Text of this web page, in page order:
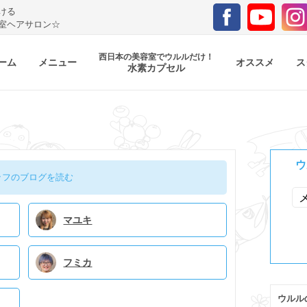
る
ヘアサロン☆
ム メニュー 西日本の美容室でウルルだけ！
水素カプセル オススメ
のブログを読む
マユキ
フミカ
ウルル